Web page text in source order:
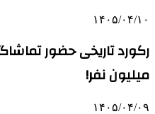
۱۴۰۵/۰۴/۱۰
میلیون نفر!
۱۴۰۵/۰۴/۰۹